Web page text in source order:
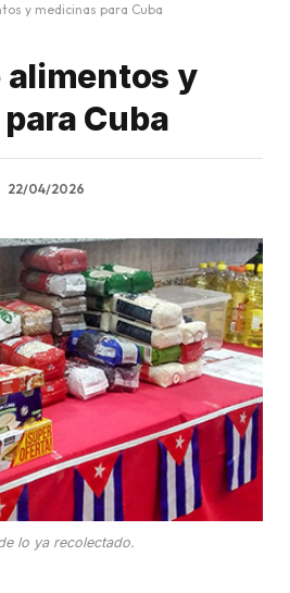
y medicinas para Cuba
alimentos y
Cuba
22/04/2026
lo ya recolectado.